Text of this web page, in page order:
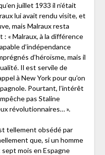
juillet 1933 il n’était
lui avait rendu visite, et
mais Malraux resta
« Malraux, à la différence
d’indépendance
d’héroïsme, mais il
Il est servile de
à New York pour qu’on
Pourtant, l’intérêt
pas Staline
révolutionnaires… ».
tellement obsédé par
que, si un homme
mois en Espagne